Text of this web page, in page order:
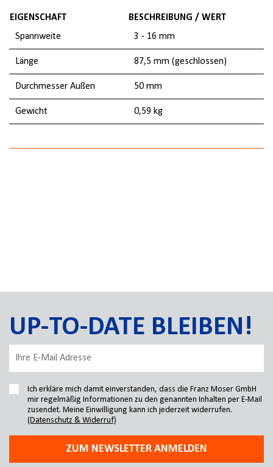
EIGENSCHAFT
BESCHREIBUNG / WERT
Spannweite
3 - 16 mm
Länge 87,5 mm (geschlossen)
Durchmesser Außen 50 mm
Gewicht 0,59 kg
UP-TO-DATE BLEIBEN!
Ich erkläre mich damit einverstanden, dass die Franz Moser GmbH
mir regelmäßig Informationen zu den genannten Inhalten per E-Mail
zusendet. Meine Einwilligung kann ich jederzeit widerrufen.
(Datenschutz & Widerruf)
ZUM NEWSLETTER ANMELDEN